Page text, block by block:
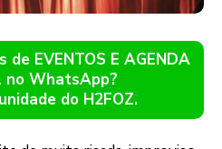
de EVENTOS E AGENDA
no WhatsApp?
do H2FOZ.